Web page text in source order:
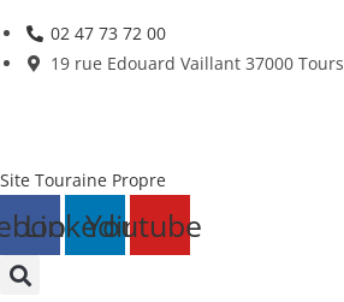
Skip
to
02 47 73 72 00
19 rue Edouard Vaillant 37000 Tours
Site Touraine Propre
LinkedinYoutube